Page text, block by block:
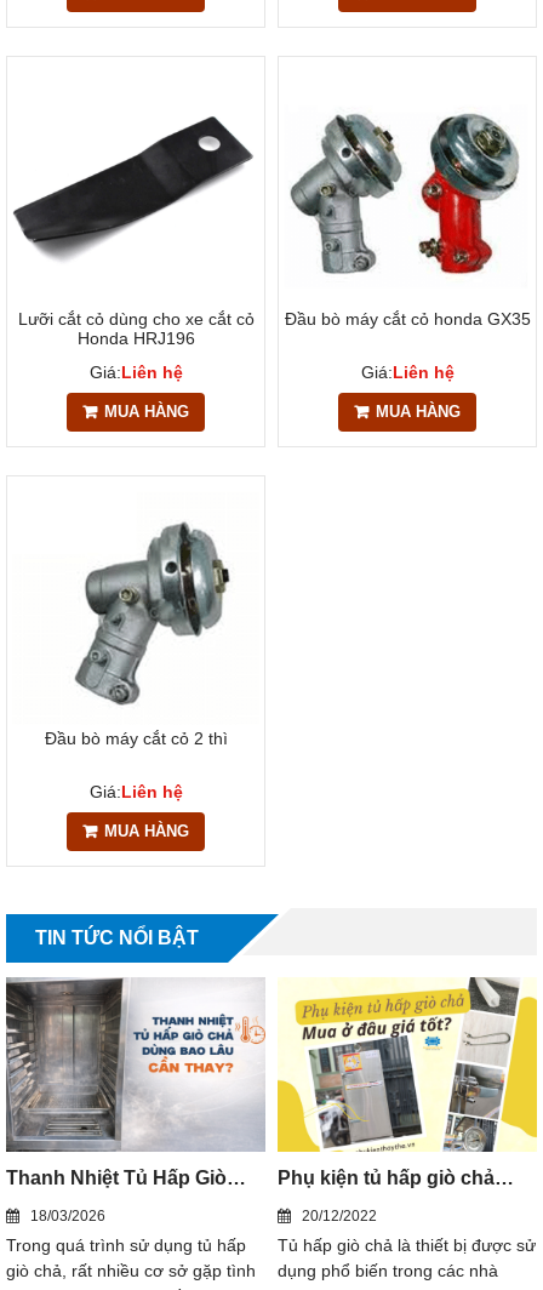
Lưỡi cắt cỏ dùng cho xe cắt cỏ
Honda HRJ196
Giá:Liên hệ
MUA HÀNG
Đầu bò máy cắt cỏ honda GX35
Giá:Liên hệ
MUA HÀNG
Đầu bò máy cắt cỏ 2 thì
Giá:Liên hệ
MUA HÀNG
TIN TỨC NỔI BẬT
Thanh Nhiệt Tủ Hấp Giò
Thay18/03/2026
Trong quá trình sử dụng tủ hấp
giò chả, rất nhiều cơ sở gặp tình
Phụ kiện tủ hấp giò chả
20/12/2022
Tủ hấp giò chả là thiết bị được sử
dụng phổ biến trong các nhà